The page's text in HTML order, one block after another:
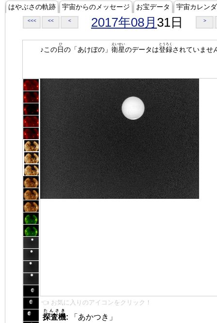
はやぶさの軌跡 宇宙からのメッセージ お宝データ 宇宙カレン
<<< << < 2017年08月 31日 >
♪この日
ひ
の「あけぼの」 衛星
えいせい
のデータは登録
とうろく
されていませ
👈 お気に入りのアイコンをクリック！
探査機
たんさき
:
「あかつき」